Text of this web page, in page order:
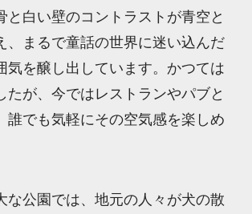
と白い壁のコントラストが青空と
、まるで童話の世界に迷い込んだ
気を醸し出しています。かつては
たが、今ではレストランやパブと
誰でも気軽にその空気感を楽しめ
な公園では、地元の人々が犬の散